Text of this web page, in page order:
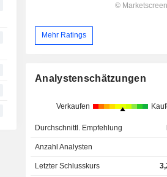
Mehr Ratings
Analystenschätzungen
Verkaufen
Durchschnittl. Empfehlung
Anzahl Analysten
Letzter Schlusskurs